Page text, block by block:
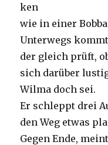
ken
wie in einer
Unterwegs
der gleich prüft,
sich darüber
Wilma doch sei.
Er schleppt drei
den Weg etwas
Gegen Ende,